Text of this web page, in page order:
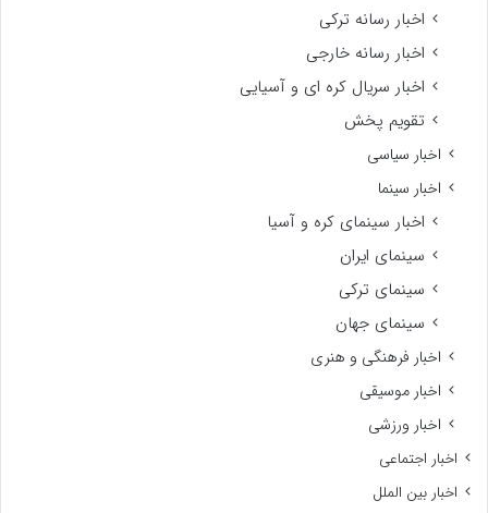
اخبار رسانه ترکی
اخبار رسانه خارجی
اخبار سریال کره ای و آسیایی
تقویم پخش
اخبار سیاسی
اخبار سینما
اخبار سینمای کره و آسیا
سینمای ایران
سینمای ترکی
سینمای جهان
اخبار فرهنگی و هنری
اخبار موسیقی
اخبار ورزشی
اخبار اجتماعی
اخبار بین الملل